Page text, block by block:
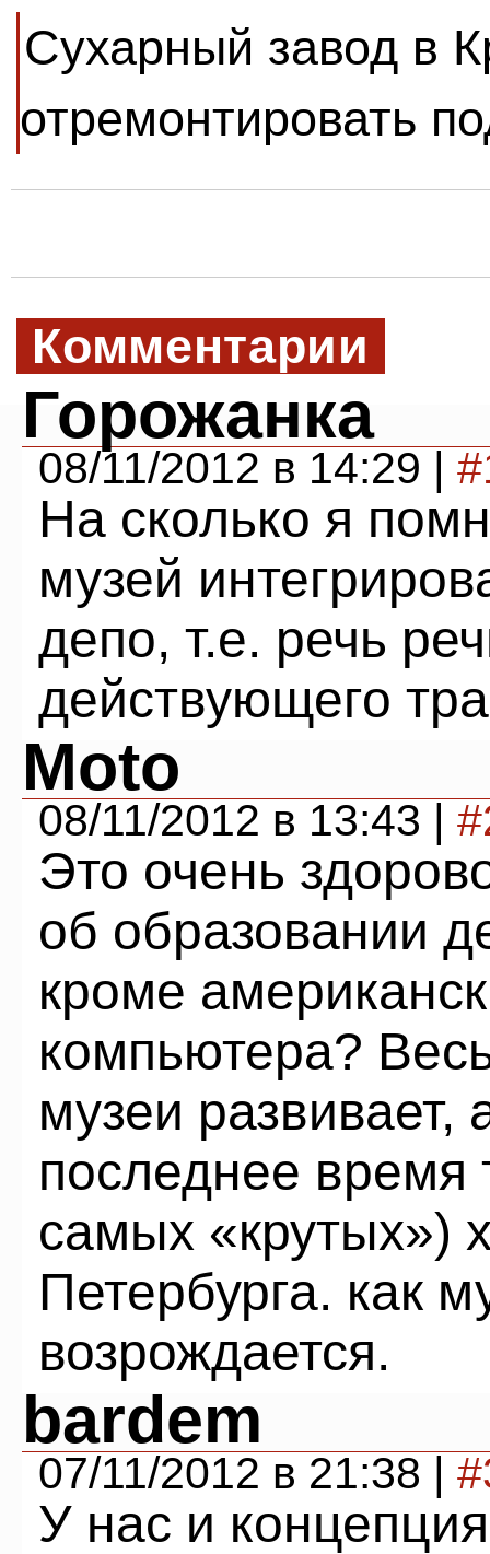
Сухарный завод в
отремонтировать
Комментарии
Горожанка
08/11/2012 в 14:29 |
На сколько я
музей
депо, т.е. речь
действующего
Moto
08/11/2012 в 13:43 |
Это очень
об образовании
кроме
компьютера?
музеи развивает,
последнее время
самых «крутых»)
Петербурга. как
возрождается.
bardem
07/11/2012 в 21:38 |
У нас и